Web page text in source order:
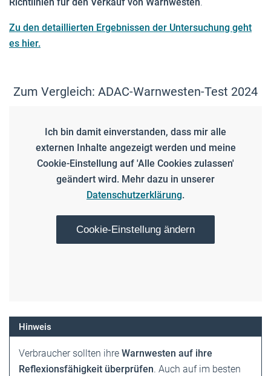
Richtlinien für den Verkauf von Warnwesten.
Zu den detaillierten Ergebnissen der Untersuchung geht
es hier.
Zum Vergleich: ADAC-Warnwesten-Test 2024
Ich bin damit einverstanden, dass mir alle
externen Inhalte angezeigt werden und meine
Cookie-Einstellung auf 'Alle Cookies zulassen'
geändert wird. Mehr dazu in unserer
Datenschutzerklärung.
Cookie-Einstellung ändern
Hinweis
Verbraucher sollten ihre Warnwesten auf ihre
Reflexionsfähigkeit überprüfen. Auch auf im besten